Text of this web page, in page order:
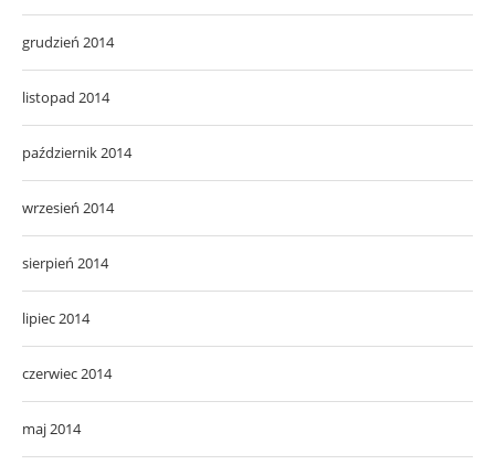
grudzień 2014
listopad 2014
październik 2014
wrzesień 2014
sierpień 2014
lipiec 2014
czerwiec 2014
maj 2014